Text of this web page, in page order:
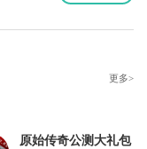
更多>
原始传奇公测大礼包